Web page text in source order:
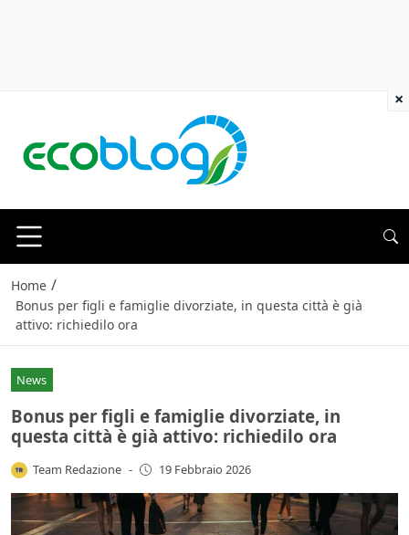
Home /
Bonus per figli e famiglie divorziate, in questa città è già
attivo: richiedilo ora
News
Bonus per figli e famiglie divorziate, in
questa città è già attivo: richiedilo ora
Team Redazione - 19 Febbraio 2026
×